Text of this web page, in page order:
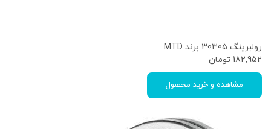
رولبرینگ 30305 برند MTD
182,952 تومان
مشاهده و خرید محصول